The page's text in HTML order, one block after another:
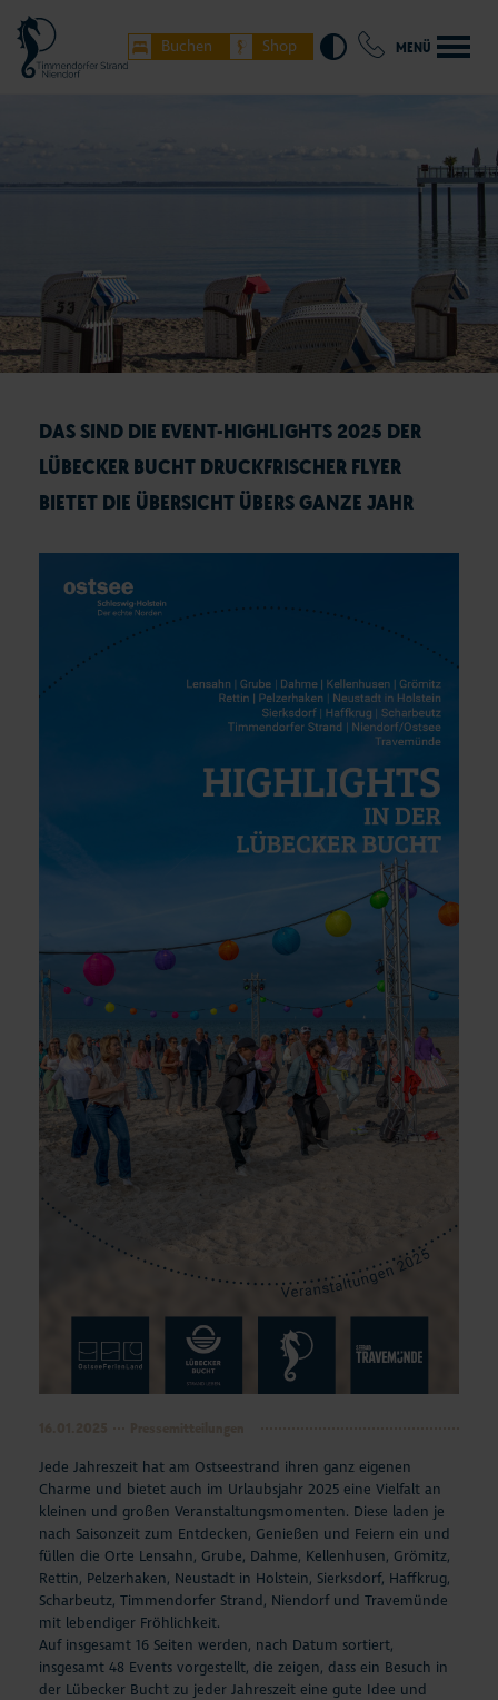
Buchen Shop MENÜ
DAS SIND DIE EVENT-HIGHLIGHTS 2025 DER
LÜBECKER BUCHT DRUCKFRISCHER FLYER
BIETET DIE ÜBERSICHT ÜBERS GANZE JAHR
Jede Jahreszeit hat am Ostseestrand ihren ganz eigenen
Charme und bietet auch im Urlaubsjahr 2025 eine Vielfalt an
kleinen und großen Veranstaltungsmomenten. Diese laden je
nach Saisonzeit zum Entdecken, Genießen und Feiern ein und
füllen die Orte Lensahn, Grube, Dahme, Kellenhusen, Grömitz,
Rettin, Pelzerhaken, Neustadt in Holstein, Sierksdorf, Haffkrug,
Scharbeutz, Timmendorfer Strand, Niendorf und Travemünde
mit lebendiger Fröhlichkeit.
Auf insgesamt 16 Seiten werden, nach Datum sortiert,
insgesamt 48 Events vorgestellt, die zeigen, dass ein Besuch in
der Lübecker Bucht zu jeder Jahreszeit eine gute Idee und